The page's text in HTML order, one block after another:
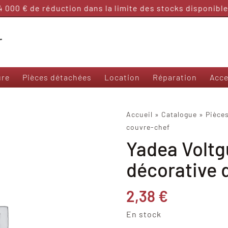
€ de réduction dans la limite des stocks
Nos modèles 50 et sans permis
Pièces détachées Location Réparation
Accueil » Catalogue »
couvre-chef
Yadea
décorative
2,38 €
En stock